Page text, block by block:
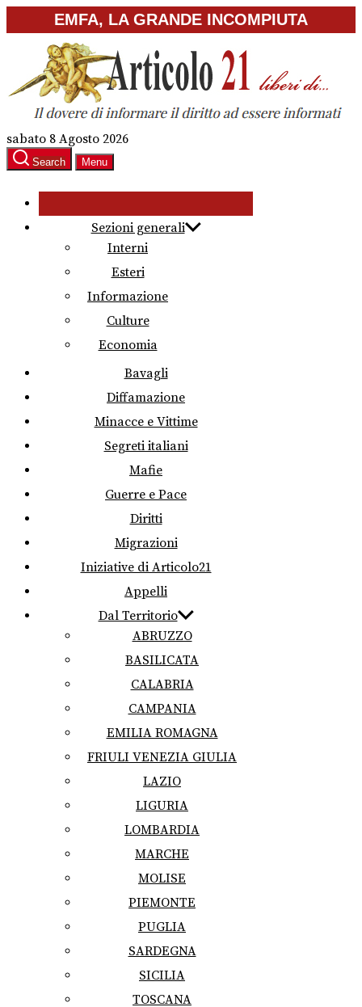
to
content
EMFA, LA GRANDE INCOMPIUTA
sabato 8 Agosto 2026
Search Menu
Sezioni generali
Interni
Esteri
Informazione
Culture
Economia
Bavagli
Diffamazione
Minacce e Vittime
Segreti italiani
Mafie
Guerre e Pace
Diritti
Migrazioni
Iniziative di Articolo21
Appelli
Dal Territorio
ABRUZZO
BASILICATA
CALABRIA
CAMPANIA
EMILIA ROMAGNA
FRIULI VENEZIA GIULIA
LAZIO
LIGURIA
LOMBARDIA
MARCHE
MOLISE
PIEMONTE
PUGLIA
SARDEGNA
SICILIA
TOSCANA